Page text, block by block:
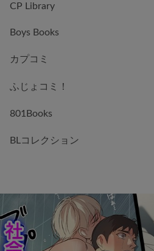
CP Library
Boys Books
カプコミ
ふじょコミ！
801Books
BLコレクション